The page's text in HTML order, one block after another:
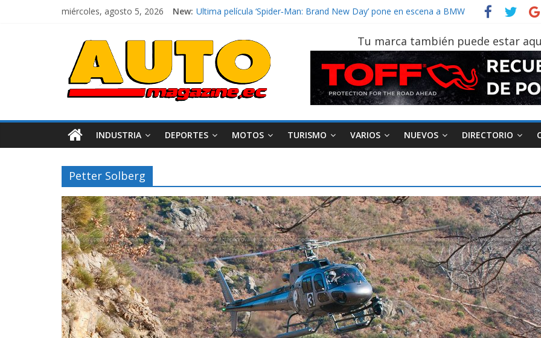
miércoles, agosto 5, 2026 New: Ultima película ‘Spider‑Man: Brand New Day’ pone en escena a BMW
La Vuelta al Ecuador 2026, edición 47ª, recorre 7 provincias en 8 días
La FEDAK recibe 12 Sinotruk Bolden para cubrir las rutas de La Vuelta
El costo de tener un vehículo gana protagonismo a la hora de decidir
Tu marca también puede estar
INDUSTRIA DEPORTES MOTOS TURISMO VARIOS NUEVOS DIRECTORIO
Petter Solberg
Movilidad Varios
GM reafirma su
compromiso con movilidad
más segura y conectada
Movilidad Turismo Varios
¿Qué puede pasar con tu
vehículo si permanece
varios días sin usar?
AEADE Industria Motociclismo
Movilidad
Campaña busca cambiar
destino de los
en la región